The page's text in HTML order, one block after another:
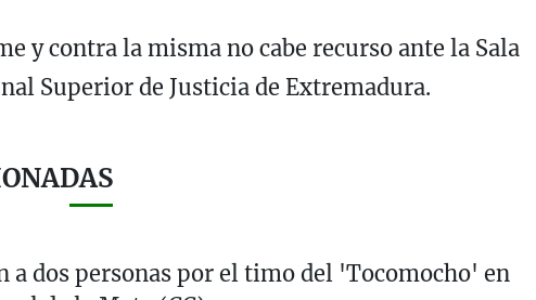
y contra la misma no cabe recurso ante la Sala
Superior de Justicia de Extremadura.
a dos personas por el timo del 'Tocomocho' en